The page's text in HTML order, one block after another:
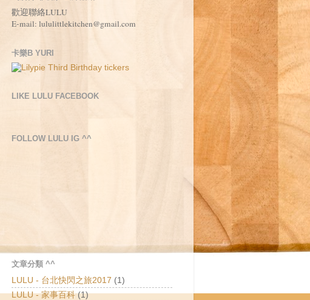
歡迎聯絡LULU
E-mail: lululittlekitchen@gmail.com
卡樂B YURI
LIKE LULU FACEBOOK
FOLLOW LULU IG ^^
文章分類 ^^
LULU - 台北快閃之旅2017 (1)
LULU - 家事百科 (1)